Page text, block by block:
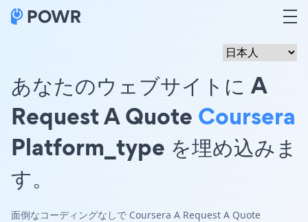
あなたのウェブサイトに A
Request A Quote Coursera
Platform_type を埋め込みま
す。
面倒なコーディングなしで Coursera A Request A Quote